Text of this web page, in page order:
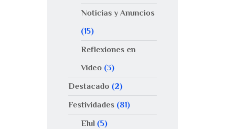
Noticias y Anuncios
(15)
Reflexiones en
Video (3)
Destacado (2)
Festividades (81)
Elul(5)